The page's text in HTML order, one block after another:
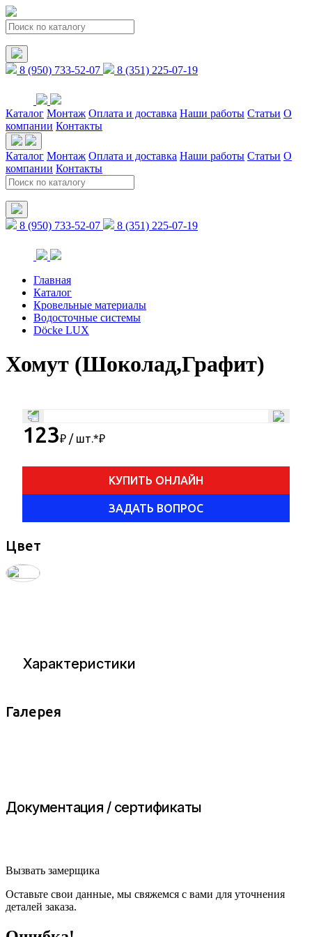
8 (950) 733-52-07 8 (351) 225-07-19
Каталог Монтаж Оплата и доставка Наши работы Статьи О
компании Контакты
Каталог Монтаж Оплата и доставка Наши работы Статьи О
компании Контакты
8 (950) 733-52-07 8 (351) 225-07-19
Главная
Каталог
Кровельные материалы
Водосточные системы
Döcke LUX
Хомут (Шоколад,Графит)
123₽ / шт.*₽
КУПИТЬ ОНЛАЙН
ЗАДАТЬ ВОПРОС
Цвет
Характеристики
Галерея
Документация / сертификаты
Вызвать замерщика
Оставьте свои данные, мы свяжемся с вами для уточнения
деталей заказа.